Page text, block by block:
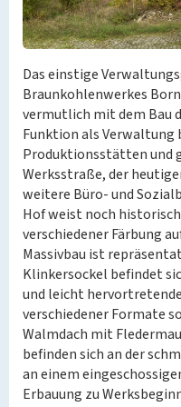
Das einstige
Braunkohlenwerkes
vermutlich mit dem Bau
Funktion als Verwaltung
Produktionsstätten und
Werksstraße, der
weitere Büro- und
Hof weist noch
verschiedener Färbung
Massivbau ist
Klinkersockel befindet
und leicht
verschiedener Formate
Walmdach mit
befinden sich an der
an einem
Erbauung zu